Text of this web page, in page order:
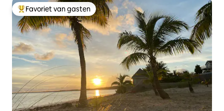
Topfavoriet van gasten
Favoriet van gasten